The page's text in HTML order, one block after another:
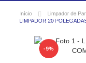
Início Limpador de
LIMPADOR 20
-9%